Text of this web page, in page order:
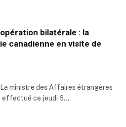
bilatérale : la
canadienne en visite de
ministre des Affaires étrangères
effectué ce jeudi 6…